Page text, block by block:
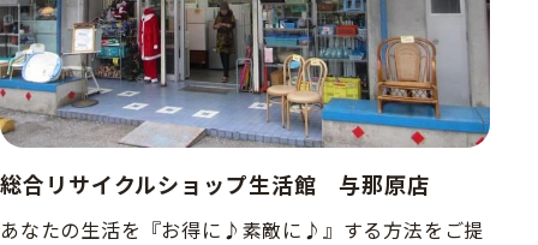
総合リサイクルショップ生活館 与那原店
あなたの生活を『お得に♪素敵に♪』する方法をご提